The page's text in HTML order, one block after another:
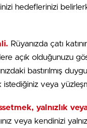
hedeflerinizi
Rüyanızda çatı
açık olduğunuzu
bastırılmış
veya
yalnızlık
veya kendinizi